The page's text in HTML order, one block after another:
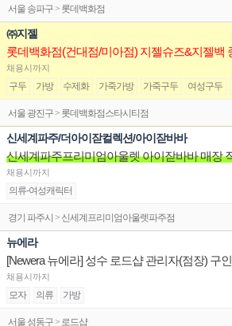
서울 송파구 > 롯데백화점
㈜지젤
채용시까지
구두 가방 수제화 가죽가방 가죽구두 여성구두
서울 광진구 > 롯데백화점스타시티점
신세계파주/더아이잗컬렉션/아이잗바바
채용시까지
의류-여성캐릭터
경기 파주시 > 신세계프리미엄아울렛파주점
뉴에라
[Newera 뉴에라] 성수 로드샵 관리자(점장) 구인
채용시까지
모자 의류 가방
서울 성동구 > 로드샵